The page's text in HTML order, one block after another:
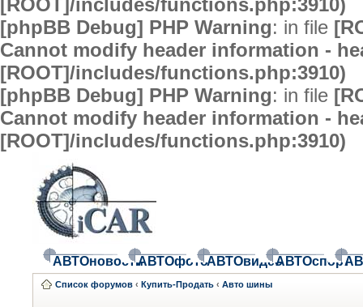
[ROOT]/includes/functions.php:3910)
[phpBB Debug] PHP Warning: in file
Cannot modify header information -
[ROOT]/includes/functions.php:3910)
[phpBB Debug] PHP Warning: in file
Cannot modify header information -
[ROOT]/includes/functions.php:3910)
АВТОновостиАВТОфотоАВТОвидеоАВТОспорт
Список форумов ‹ Купить-Продать ‹ Авто шины